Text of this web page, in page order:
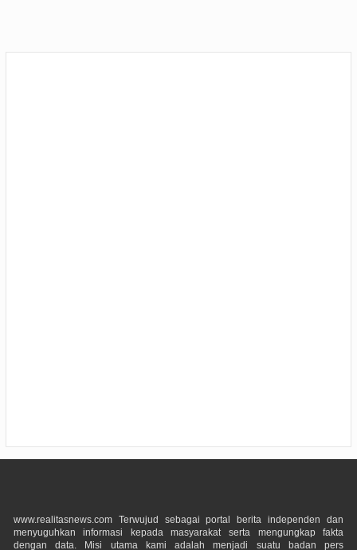
www.realitasnews.com Terwujud sebagai portal berita independen dan
menyuguhkan informasi kepada masyarakat serta mengungkap fakta
dengan data. Misi utama kami adalah menjadi suatu badan pers